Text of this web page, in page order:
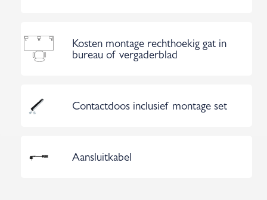
Kosten montage rechthoekig gat in
bureau of vergaderblad
Contactdoos inclusief montage set
Aansluitkabel